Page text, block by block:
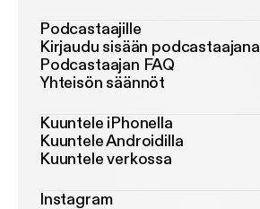
Podcastaajille
Kirjaudu sisään podcastaajana
Podcastaajan FAQ
Yhteisön säännöt
Kuuntele iPhonella
Kuuntele Androidilla
Kuuntele verkossa
Instagram